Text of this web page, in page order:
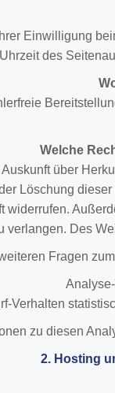
Einwilligung
des
Welche
über
Löschung
verlangen. Des
Fragen
Verhalten
zu diesen
2. Hosting